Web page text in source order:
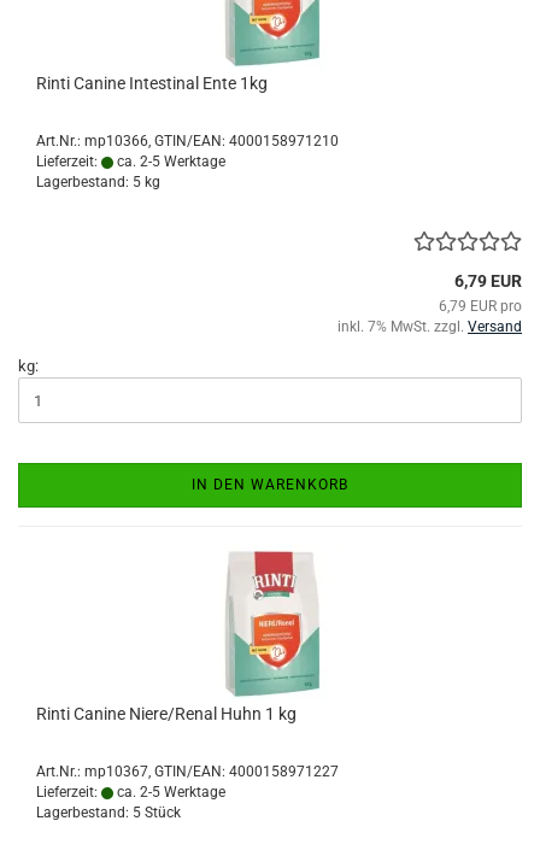
Rinti Canine Intestinal Ente 1kg
Art.Nr.: mp10366 GTIN/EAN: 4000158971210
Lieferzeit:
ca. 2-5 Werktage
Lagerbestand: 5 kg
6,79 EUR
6,79 EUR pro
inkl. 7% MwSt. zzgl. Versand
kg:
IN DEN WARENKORB
Rinti Canine Niere/Renal Huhn 1 kg
Art.Nr.: mp10367 GTIN/EAN: 4000158971227
Lieferzeit:
ca. 2-5 Werktage
Lagerbestand: 5 Stück